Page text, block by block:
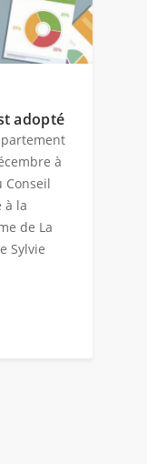
adopté
à
Conseil
à la
de La
Sylvie
l'image 1